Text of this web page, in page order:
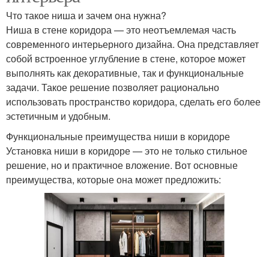
Что такое ниша и зачем она нужна?
Ниша в стене коридора — это неотъемлемая часть
современного интерьерного дизайна. Она представляет
собой встроенное углубление в стене, которое может
выполнять как декоративные, так и функциональные
задачи. Такое решение позволяет рационально
использовать пространство коридора, сделать его более
эстетичным и удобным.
Функциональные преимущества ниши в коридоре
Установка ниши в коридоре — это не только стильное
решение, но и практичное вложение. Вот основные
преимущества, которые она может предложить: